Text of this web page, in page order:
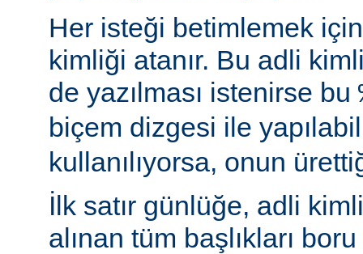
Her isteği betimlemek
kimliği atanır. Bu adli
de yazılması istenirse bu
biçem dizgesi ile
kullanılıyorsa, onun
İlk satır günlüğe, adli
alınan tüm başlıkları